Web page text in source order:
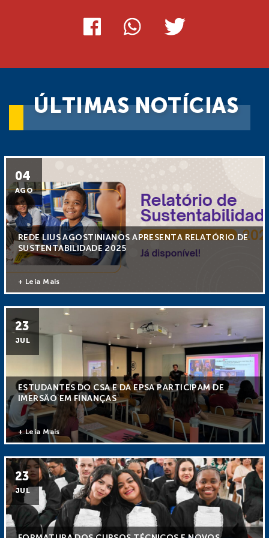
ÚLTIMAS NOTÍCIAS
04
AGO
REDE LIUS AGOSTINIANOS APRESENTA RELATÓRIO DE
SUSTENTABILIDADE 2025
+ Leia Mais
23
JUL
ESTUDANTES DO CSA E DA EPSA PARTICIPAM DE
IMERSÃO EM FINANÇAS
+ Leia Mais
23
JUL